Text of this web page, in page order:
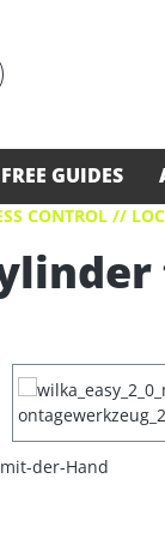
FREE GUIDES
CONTROL //